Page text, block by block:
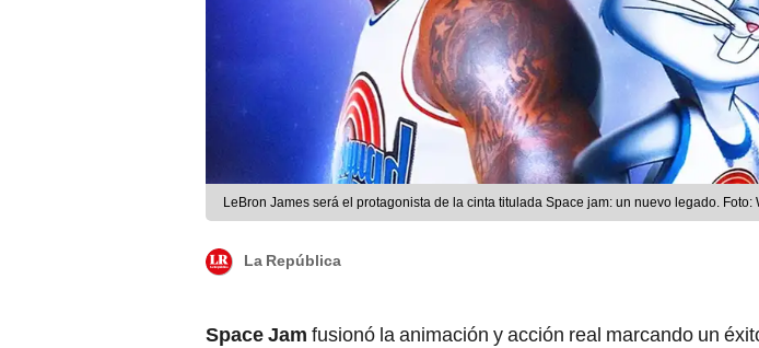
LeBron James será el protagonista de la cinta titulada Space jam: un nuevo legado. Foto:
La República
Space Jam fusionó la animación y acción real marcando un